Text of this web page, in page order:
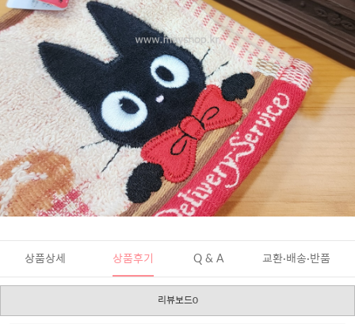
상품상세 상품후기 Q & A 교환·배송·반품
리뷰보드0